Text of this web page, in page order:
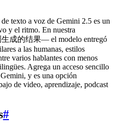
texto a voz de Gemini 2.5 es un
y el ritmo. En nuestra
成的结果— el modelo entregó
a las humanas, estilos
varios hablantes con menos
Agrega un acceso sencillo
y es una opción
de video, aprendizaje, podcast
#